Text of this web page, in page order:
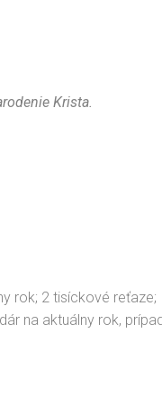
Krista.
rok; 2 tisíckové reťaze;
na aktuálny rok,